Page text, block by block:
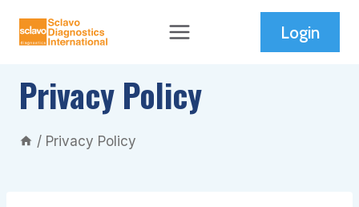
Login
Privacy Policy
/ Privacy Policy